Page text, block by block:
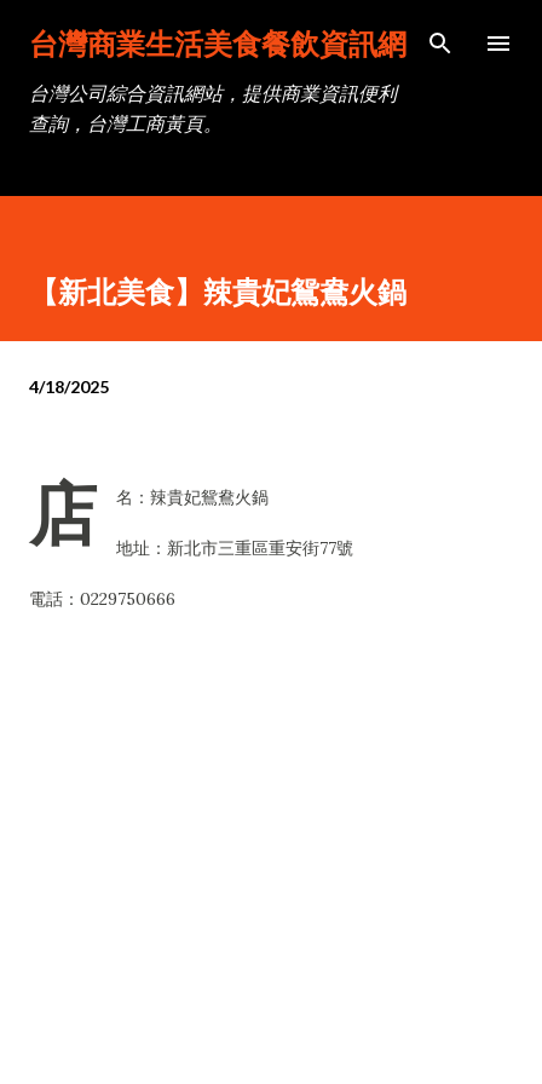
跳到主要內容
台灣商業生活美食餐飲資訊網
台灣公司綜合資訊網站，提供商業資訊便利
查詢，台灣工商黃頁。
【新北美食】辣貴妃鴛鴦火鍋
4/18/2025
店 名：辣貴妃鴛鴦火鍋
地址：新北市三重區重安街77號
電話：0229750666